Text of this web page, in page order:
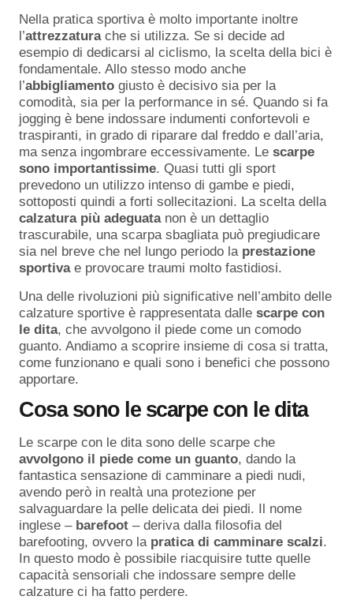
Nella pratica sportiva è molto importante inoltre
l’attrezzaturache si utilizza. Se si decide ad
esempio di dedicarsi al ciclismo, la scelta della bici è
fondamentale. Allo stesso modo anche
l’abbigliamento giusto è decisivo sia per la
comodità, sia per la performance in sé. Quando si fa
jogging è bene indossare indumenti confortevoli e
traspiranti, in grado di riparare dal freddo e dall’aria,
ma senza ingombrare eccessivamente. Le scarpe
sono importantissime. Quasi tutti gli sport
prevedono un utilizzo intenso di gambe e piedi,
sottoposti quindi a forti sollecitazioni. La scelta della
calzatura più adeguatanon è un dettaglio
trascurabile, una scarpa sbagliata può pregiudicare
sia nel breve che nel lungo periodo la prestazione
sportivae provocare traumi molto fastidiosi.
Una delle rivoluzioni più significative nell’ambito delle
calzature sportive è rappresentata dalle scarpe con
le dita, che avvolgono il piede come un comodo
guanto. Andiamo a scoprire insieme di cosa si tratta,
come funzionano e quali sono i benefici che possono
apportare.
Cosa sono le scarpe con le dita
Le scarpe con le dita sono delle scarpe che
avvolgono il piede come un guanto, dando la
fantastica sensazione di camminare a piedi nudi,
avendo però in realtà una protezione per
salvaguardare la pelle delicata dei piedi. Il nome
inglese – barefoot – deriva dalla filosofia del
barefooting, ovvero la pratica di camminare scalzi.
In questo modo è possibile riacquisire tutte quelle
capacità sensoriali che indossare sempre delle
calzature ci ha fatto perdere.